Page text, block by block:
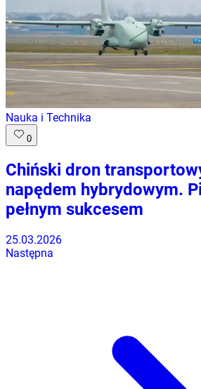
Nauka i Technika
0
Chiński dron
napędem hybrydowym.
pełnym sukcesem
25.03.2026
Następna